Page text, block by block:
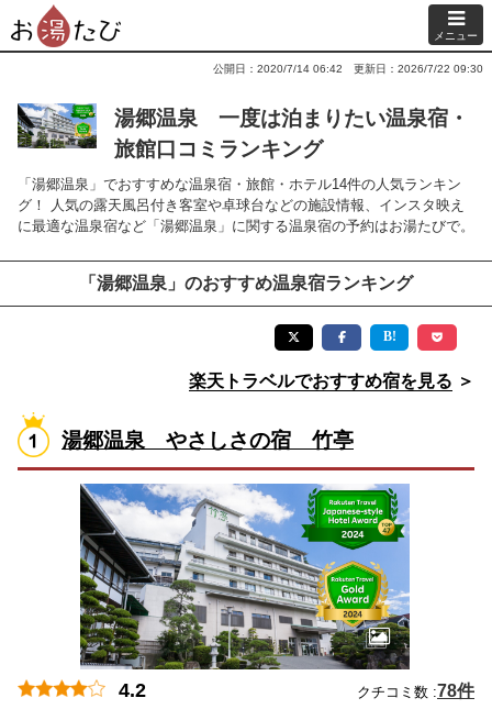
メニュー
公開日：2020/7/14 06:42 更新日：2026/7/22 09:30
湯郷温泉 一度は泊まりたい温泉宿・
旅館口コミランキング
「湯郷温泉」でおすすめな温泉宿・旅館・ホテル14件の人気ランキン
グ！ 人気の露天風呂付き客室や卓球台などの施設情報、インスタ映え
に最適な温泉宿など「湯郷温泉」に関する温泉宿の予約はお湯たびで。
「湯郷温泉」のおすすめ温泉宿ランキング
楽天トラベルでおすすめ宿を見る ＞
湯郷温泉 やさしさの宿 竹亭
4.2 クチコミ数 :78件